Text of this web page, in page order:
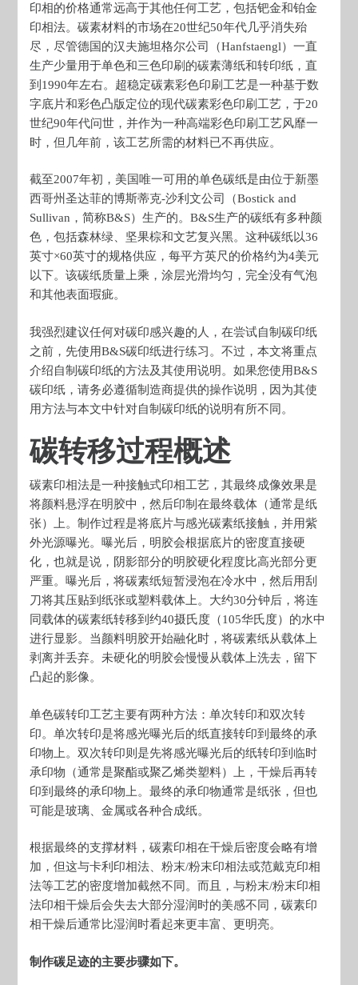
印相的价格通常远高于其他任何工艺，包括钯金和铂金
印相法。碳素材料的市场在20世纪50年代几乎消失殆
尽，尽管德国的汉夫施坦格尔公司（Hanfstaengl）一直
生产少量用于单色和三色印刷的碳素薄纸和转印纸，直
到1990年左右。超稳定碳素彩色印刷工艺是一种基于数
字底片和彩色凸版定位的现代碳素彩色印刷工艺，于20
世纪90年代问世，并作为一种高端彩色印刷工艺风靡一
时，但几年前，该工艺所需的材料已不再供应。
截至2007年初，美国唯一可用的单色碳纸是由位于新墨
西哥州圣达菲的博斯蒂克-沙利文公司（Bostick and
Sullivan，简称B&S）生产的。B&S生产的碳纸有多种颜
色，包括森林绿、坚果棕和文艺复兴黑。这种碳纸以36
英寸×60英寸的规格供应，每平方英尺的价格约为4美元
以下。该碳纸质量上乘，涂层光滑均匀，完全没有气泡
和其他表面瑕疵。
我强烈建议任何对碳印感兴趣的人，在尝试自制碳印纸
之前，先使用B&S碳印纸进行练习。不过，本文将重点
介绍自制碳印纸的方法及其使用说明。如果您使用B&S
碳印纸，请务必遵循制造商提供的操作说明，因为其使
用方法与本文中针对自制碳印纸的说明有所不同。
碳转移过程概述
碳素印相法是一种接触式印相工艺，其最终成像效果是
将颜料悬浮在明胶中，然后印制在最终载体（通常是纸
张）上。制作过程是将底片与感光碳素纸接触，并用紫
外光源曝光。曝光后，明胶会根据底片的密度直接硬
化，也就是说，阴影部分的明胶硬化程度比高光部分更
严重。曝光后，将碳素纸短暂浸泡在冷水中，然后用刮
刀将其压贴到纸张或塑料载体上。大约30分钟后，将连
同载体的碳素纸转移到约40摄氏度（105华氏度）的水中
进行显影。当颜料明胶开始融化时，将碳素纸从载体上
剥离并丢弃。未硬化的明胶会慢慢从载体上洗去，留下
凸起的影像。
单色碳转印工艺主要有两种方法：单次转印和双次转
印。单次转印是将感光曝光后的纸直接转印到最终的承
印物上。双次转印则是先将感光曝光后的纸转印到临时
承印物（通常是聚酯或聚乙烯类塑料）上，干燥后再转
印到最终的承印物上。最终的承印物通常是纸张，但也
可能是玻璃、金属或各种合成纸。
根据最终的支撑材料，碳素印相在干燥后密度会略有增
加，但这与卡利印相法、粉末/粉末印相法或范戴克印相
法等工艺的密度增加截然不同。而且，与粉末/粉末印相
法印相干燥后会失去大部分湿润时的美感不同，碳素印
相干燥后通常比湿润时看起来更丰富、更明亮。
制作碳足迹的主要步骤如下。